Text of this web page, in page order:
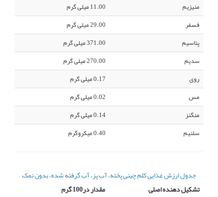
جدول ارزش غذایی کلم چینی پخته، آب پز، آب گرفته شده، بدون نمک
تشکیل دهنده اصلی
مقدار در100 گرم
منیزیم
11.00 میلی گرم
فسفر
29.00 میلی گرم
پتاسیم
371.00 میلی گرم
سدیم
270.00 میلی گرم
روی
0.17 میلی گرم
مس
0.02 میلی گرم
منگنز
0.14 میلی گرم
سلنیم
0.40 میکروگرم